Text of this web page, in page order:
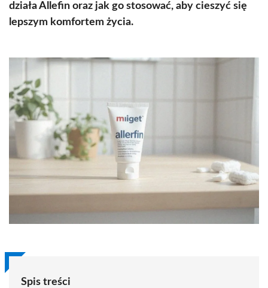
działa Allefin oraz jak go stosować, aby cieszyć się
lepszym komfortem życia.
Spis treści